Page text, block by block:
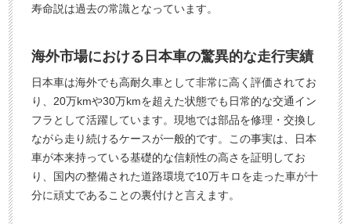
寿命説は過去の常識となっています。
海外市場における日本車の驚異的な走行実績
日本車は海外でも高耐久車として非常に高く評価されてお
り、20万kmや30万kmを超えた状態でも日常的な交通イン
フラとして活躍しています。現地では部品を修理・交換し
ながら走り続けるケースが一般的です。この事実は、日本
車が本来持っている基礎的な信頼性の高さを証明してお
り、国内の整備された道路環境で10万キロを走った車が十
分に頑丈であることの裏付けと言えます。